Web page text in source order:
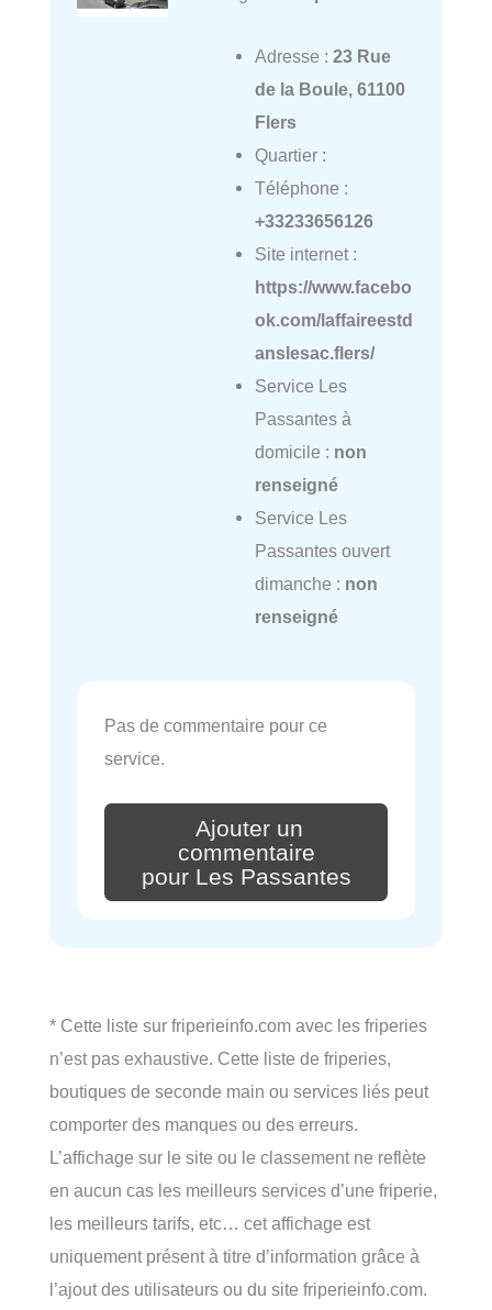
Adresse : 23 Rue
de la Boule, 61100
Flers
Quartier :
Téléphone :
+33233656126
Site internet :
https://www.facebo
ok.com/laffaireestd
anslesac.flers/
Service Les
Passantes à
domicile : non
renseigné
Service Les
Passantes ouvert
dimanche : non
renseigné
Pas de commentaire pour ce
service.
Ajouter un
commentaire
pour Les Passantes
* Cette liste sur friperieinfo.com avec les friperies
n’est pas exhaustive. Cette liste de friperies,
boutiques de seconde main ou services liés peut
comporter des manques ou des erreurs.
L’affichage sur le site ou le classement ne reflète
en aucun cas les meilleurs services d’une friperie,
les meilleurs tarifs, etc… cet affichage est
uniquement présent à titre d’information grâce à
l’ajout des utilisateurs ou du site friperieinfo.com.